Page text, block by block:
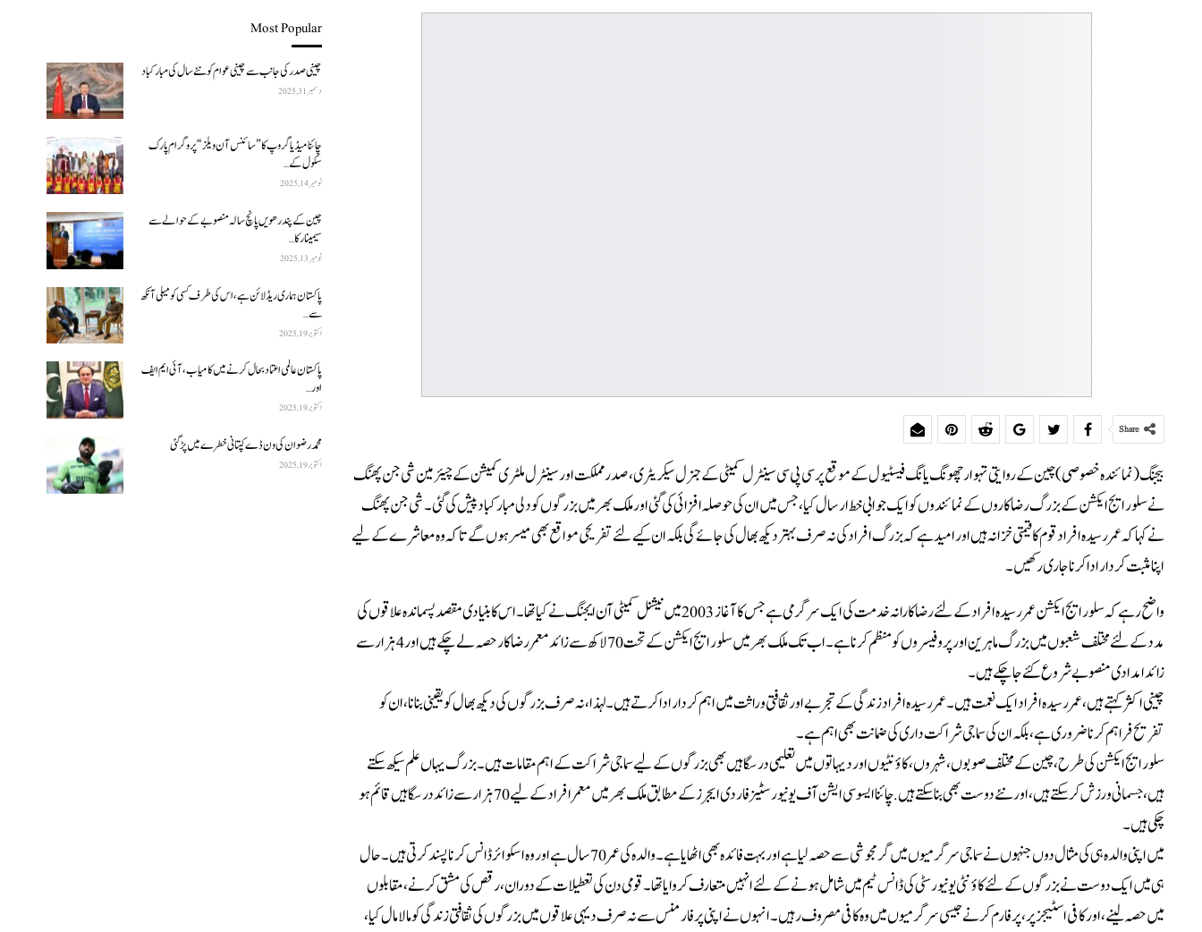
Share
بیجنگ (نمائندہ خصوصی)چین کے روایتی تہوار چھونگ یانگ فیسٹیول کے موقع پر سی پی سی سینٹرل کمیٹی کے جنرل سیکریٹری، صدر مملکت اور سینٹرل ملٹری کمیشن کے چیئرمین شی جن پھنگ
نے سلور ایج ایکشن کے بزرگ رضاکاروں کے نمائندوں کو ایک جوابی خط ارسال کیا، جس میں ان کی حوصلہ افزائی کی گئی اور ملک بھر میں بزرگوں کو دلی مبارکباد پیش کی گئی۔شی جن پھنگ
نے کہا کہ عمررسیدہ افراد قوم کا قیمتی خزانہ ہیں اور امید ہے کہ بزرگ افراد کی نہ صرف بہتر دیکھ بھال کی جائے گی بلکہ ا ن کیے لئے تفریحی مواقع بھی میسر ہوں گے تا کہ وہ معاشرے کے لیے
اپنا مثبت کردار ادا کرنا جاری رکھیں ۔
واضح رہے کہ سلور ایج ایکشن عمر رسیدہ افراد کے لئے رضاکارانہ خدمت کی ایک سرگرمی ہے جس کا آغاز 2003 میں نیشنل کمیٹی آن ایجنگ نے کیا تھا ۔اس کا بنیادی مقصد پسماندہ علاقوں کی
مدد کے لئے مختلف شعبوں میں بزرگ ماہرین اور پروفیسر وں کو منظم کرنا ہے۔ اب تک ملک بھر میں سلور ایج ایکشن کے تحت 70 لاکھ سے زائد معمر رضاکار حصہ لے چکے ہیں اور 4 ہزار سے
زائد امدادی منصوبے شروع کئے جا چکے ہیں۔
چینی اکثر کہتے ہیں، عمر رسیدہ افراد ایک نعمت ہیں۔ عمر رسیدہ افراد زندگی کے تجربے اور ثقافتی وراثت میں اہم کردار ادا کرتے ہیں۔ لہذا، نہ صرف بزرگوں کی دیکھ بھال کو یقینی بنانا، ان کو
تفریح فراہم کرنا ضروری ہے، بلکہ ان کی سماجی شراکت داری کی ضمانت بھی اہم ہے۔
سلور ایج ایکشن کی طرح، چین کے مختلف صوبوں، شہروں، کاؤنٹیوں اور دیہاتوں میں تعلیمی درسگاہیں بھی بزرگوں کے لیے سماجی شراکت کے اہم مقامات ہیں۔ بزرگ یہاں علم سیکھ سکتے
ہیں، جسمانی ورزش کر سکتے ہیں، اور نئے دوست بھی بنا سکتے ہیں. چائنا ایسوسی ایشن آف یونیورسٹیز فار دی ایجرز کے مطابق ملک بھر میں معمر افراد کے لیے 70 ہزار سے زائد درسگاہیں قائم ہو
چکی ہیں۔
میں اپنی والدہ ہی کی مثال دوں جنہوں نے سماجی سرگرمیوں میں گرمجوشی سے حصہ لیا ہے اور بہت فائدہ بھی اٹھایا ہے۔ والدہ کی عمر 70 سال ہے اور وہ اسکوائر ڈانس کرنا پسند کرتی ہیں۔ حال
ہی میں ایک دوست نے بزرگوں کے لئے کاؤنٹی یونیورسٹی کی ڈانس ٹیم میں شامل ہونے کے لئے انہیں متعارف کروایا تھا۔ قومی دن کی تعطیلات کے دوران، رقص کی مشق کرنے، مقابلوں
میں حصہ لینے، اور کافی اسٹیجز پر، پرفارم کرنے جیسی سرگرمیوں میں وہ کافی مصروف رہیں۔ انہوں نے اپنی پرفارمنس سے نہ صرف دیہی علاقوں میں بزرگوں کی ثقافتی زندگی کو مالا مال کیا،
Most Popular
چینی صدر کی جانب سے چینی عوام کو نئے سال کی مبارکباد
دسمبر 31, 2025
چائنا میڈیا گروپ کا ”سائنس آن ویلز“ پروگرام پارک
سکول کے…
نومبر 14, 2025
چین کے پندرھویں پانچ سالہ منصوبے کے حوالے سے
سیمینار کا…
نومبر 13, 2025
پاکستان ہماری ریڈ لائن ہے، اس کی طرف کسی کو میلی آنکھ
سے…
اکتوبر 19, 2025
پاکستان عالمی اعتماد بحال کرنے میں کامیاب، آئی ایم ایف
اور…
اکتوبر 19, 2025
محمد رضوان کی ون ڈے کپتانی خطرے میں پڑ گئی
اکتوبر 19, 2025